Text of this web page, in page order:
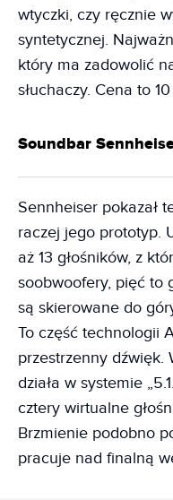
wtyczki, czy ręcznie
syntetycznej.
który ma zadowolić
słuchaczy. Cena to
Soundbar
Sennheiser pokazał
raczej jego prototyp.
aż 13 głośników, z
soobwoofery, pięć to
są skierowane do
To część technologii
przestrzenny dźwięk.
działa w systemie
cztery wirtualne
Brzmienie podobno
pracuje nad finalną